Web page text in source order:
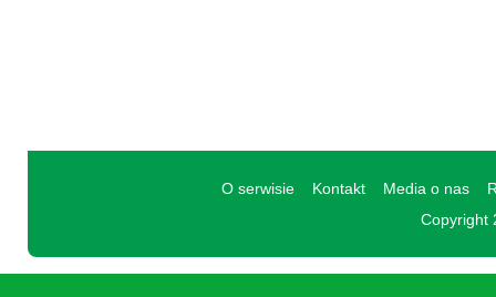
O serwisie Kontakt Media o nas
Copyright